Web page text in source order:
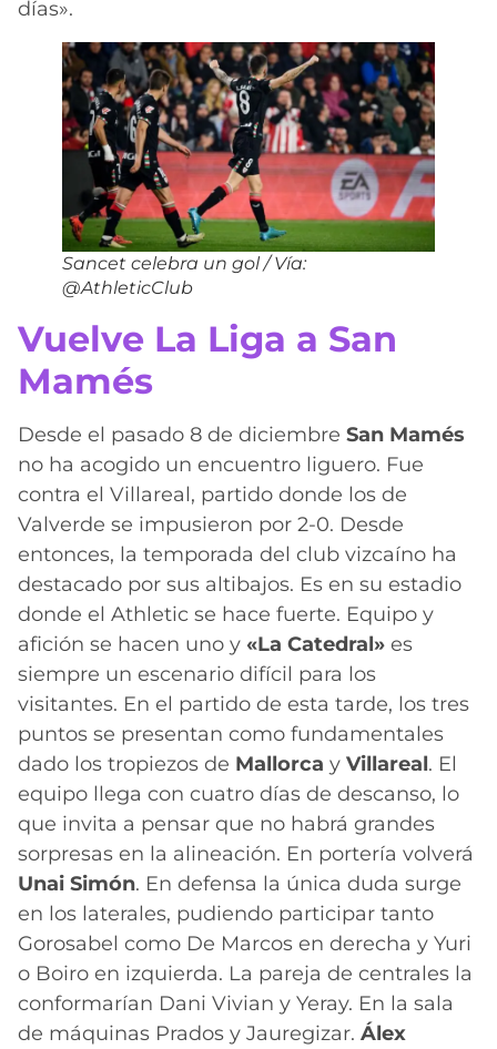
días».
Sancet celebra un gol / Vía:
@AthleticClub
Vuelve La Liga a San
Mamés
Desde el pasado 8 de diciembre San Mamés
no ha acogido un encuentro liguero. Fue
contra el Villareal, partido donde los de
Valverde se impusieron por 2-0. Desde
entonces, la temporada del club vizcaíno ha
destacado por sus altibajos. Es en su estadio
donde el Athletic se hace fuerte. Equipo y
afición se hacen uno y «La Catedral» es
siempre un escenario difícil para los
visitantes. En el partido de esta tarde, los tres
puntos se presentan como fundamentales
dado los tropiezos de Mallorca y Villareal. El
equipo llega con cuatro días de descanso, lo
que invita a pensar que no habrá grandes
sorpresas en la alineación. En portería volverá
Unai Simón. En defensa la única duda surge
en los laterales, pudiendo participar tanto
Gorosabel como De Marcos en derecha y Yuri
o Boiro en izquierda. La pareja de centrales la
conformarían Dani Vivian y Yeray. En la sala
de máquinas Prados y Jauregizar. Álex